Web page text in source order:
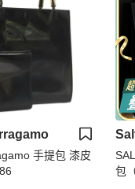
手提包 漆皮
包